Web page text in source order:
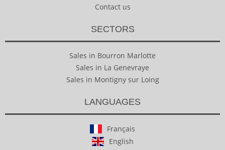
Contact us
SECTORS
Sales in Bourron Marlotte
Sales in La Genevraye
Sales in Montigny sur Loing
LANGUAGES
Français
English